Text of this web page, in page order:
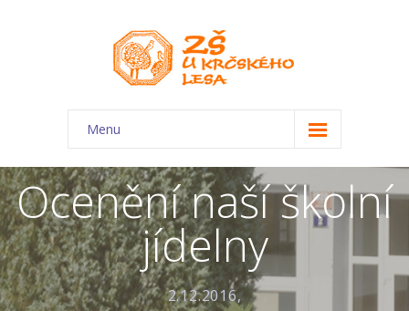
Menu
O škole
-- Charakteristika školy
-- Plán školního roku
-- Dokumenty
Ocenění naší školní
jídelny
2.12.2016,